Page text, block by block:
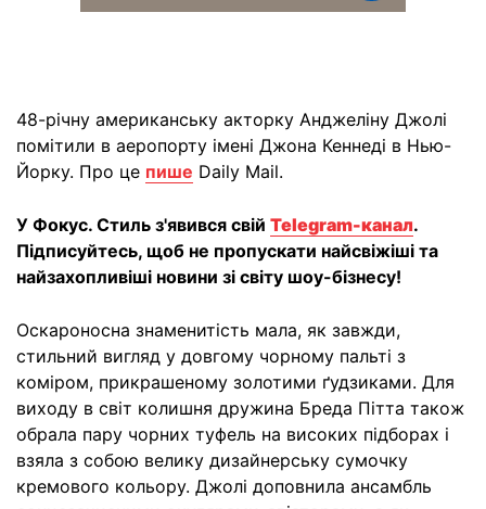
48-річну американську акторку Анджеліну Джолі
помітили в аеропорту імені Джона Кеннеді в Нью-
Йорку. Про це пише Daily Mail.
У Фокус. Стиль з'явився свій Telegram-канал.
Підписуйтесь, щоб не пропускати найсвіжіші та
найзахопливіші новини зі світу шоу-бізнесу!
Оскароносна знаменитість мала, як завжди,
стильний вигляд у довгому чорному пальті з
коміром, прикрашеному золотими ґудзиками. Для
виходу в світ колишня дружина Бреда Пітта також
обрала пару чорних туфель на високих підборах і
взяла з собою велику дизайнерську сумочку
кремового кольору. Джолі доповнила ансамбль